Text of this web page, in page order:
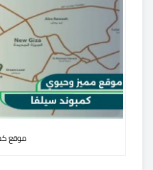
موقع